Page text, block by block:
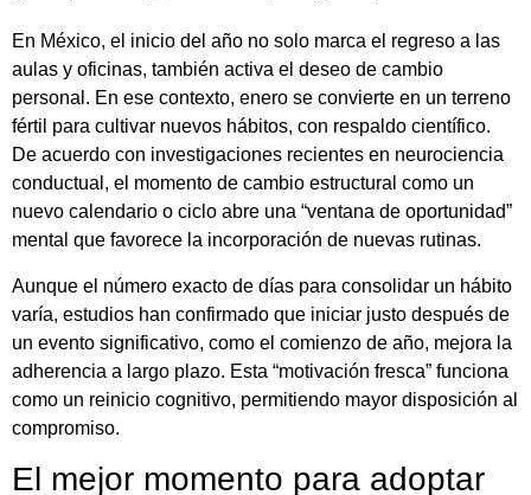
En México, el inicio del año no solo marca el regreso a las
aulas y oficinas, también activa el deseo de cambio
personal. En ese contexto, enero se convierte en un terreno
fértil para cultivar nuevos hábitos, con respaldo científico.
De acuerdo con investigaciones recientes en neurociencia
conductual, el momento de cambio estructural como un
nuevo calendario o ciclo abre una “ventana de oportunidad”
mental que favorece la incorporación de nuevas rutinas.
Aunque el número exacto de días para consolidar un hábito
varía, estudios han confirmado que iniciar justo después de
un evento significativo, como el comienzo de año, mejora la
adherencia a largo plazo. Esta “motivación fresca” funciona
como un reinicio cognitivo, permitiendo mayor disposición al
compromiso.
El mejor momento para adoptar